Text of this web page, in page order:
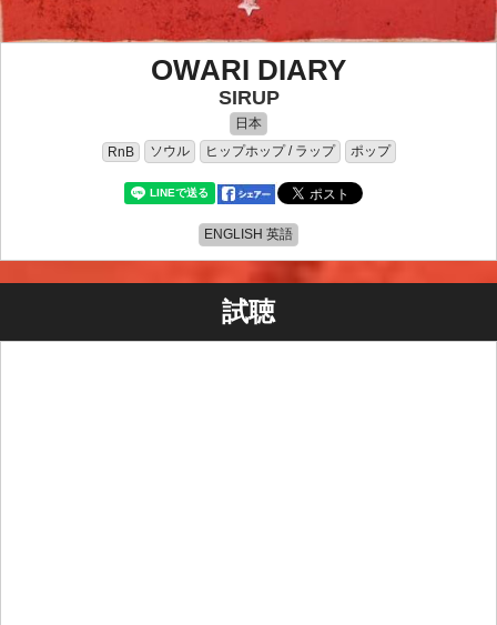
OWARI DIARY
SIRUP
日本
RnB
ソウル ヒップホップ / ラップ ポップ
ENGLISH 英語
試聴